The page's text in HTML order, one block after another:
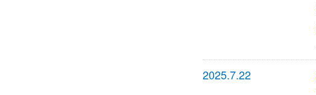
2025.7.22